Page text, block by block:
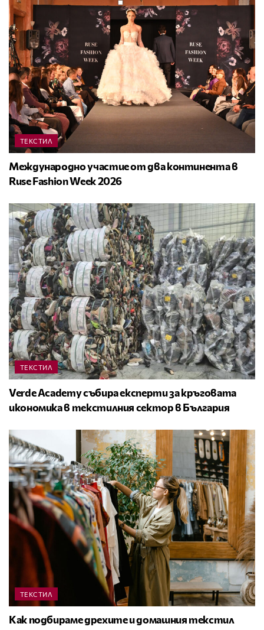
ТЕКСТИЛ
Международно участие от два континента в
Ruse Fashion Week 2026
ТЕКСТИЛ
Verde Academy събира експерти за кръговата
икономика в текстилния сектор в България
ТЕКСТИЛ
Как подбираме дрехите и домашния текстил